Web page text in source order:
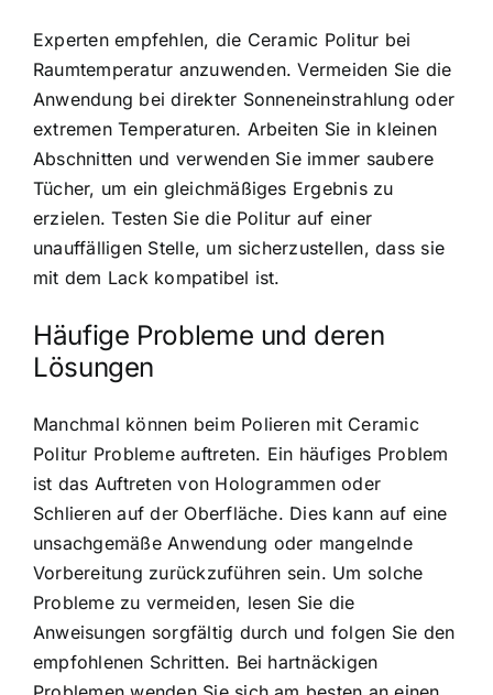
Experten empfehlen, die Ceramic Politur bei
Raumtemperatur anzuwenden. Vermeiden Sie die
Anwendung bei direkter Sonneneinstrahlung oder
extremen Temperaturen. Arbeiten Sie in kleinen
Abschnitten und verwenden Sie immer saubere
Tücher, um ein gleichmäßiges Ergebnis zu
erzielen. Testen Sie die Politur auf einer
unauffälligen Stelle, um sicherzustellen, dass sie
mit dem Lack kompatibel ist.
Häufige Probleme und deren
Lösungen
Manchmal können beim Polieren mit Ceramic
Politur Probleme auftreten. Ein häufiges Problem
ist das Auftreten von Hologrammen oder
Schlieren auf der Oberfläche. Dies kann auf eine
unsachgemäße Anwendung oder mangelnde
Vorbereitung zurückzuführen sein. Um solche
Probleme zu vermeiden, lesen Sie die
Anweisungen sorgfältig durch und folgen Sie den
empfohlenen Schritten. Bei hartnäckigen